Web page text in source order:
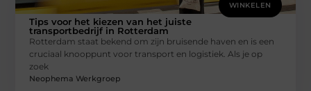
WINKELEN
Tips voor het kiezen van het juiste
transportbedrijf in Rotterdam
Rotterdam staat bekend om zijn bruisende haven en is een
cruciaal knooppunt voor transport en logistiek. Als je op
zoek
Neophema Werkgroep